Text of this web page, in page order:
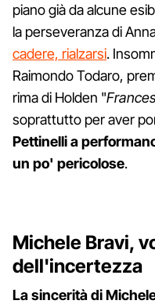
piano già da alcune
la perseveranza di
cadere, rialzarsi.
Raimondo Todaro,
rima di Holden "
soprattutto per aver
Pettinelli a
un po' pericolose.
Michele Bravi,
dell'incertezza
La sincerità di